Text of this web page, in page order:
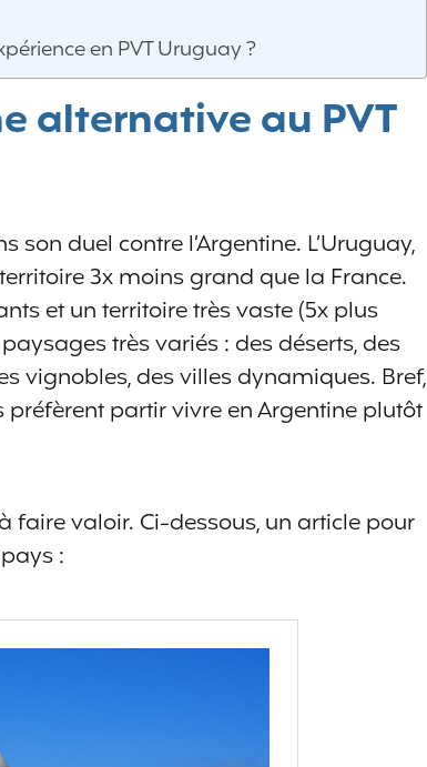
en PVT Uruguay ?
alternative au PVT
duel contre l’Argentine. L’Uruguay,
3x moins grand que la France.
et un territoire très vaste (5x plus
très variés : des déserts, des
vignobles, des villes dynamiques. Bref,
partir vivre en Argentine plutôt
faire valoir. Ci-dessous, un article pour
: